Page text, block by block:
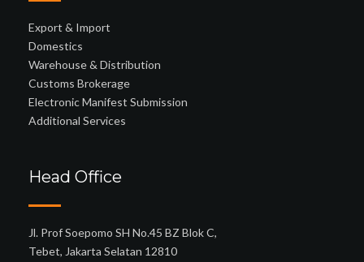
Export & Import
Domestics
Warehouse & Distribution
Customs Brokerage
Electronic Manifest Submission
Additional Services
Head Office
Jl. Prof Soepomo SH No.45 BZ Blok C,
Tebet, Jakarta Selatan 12810